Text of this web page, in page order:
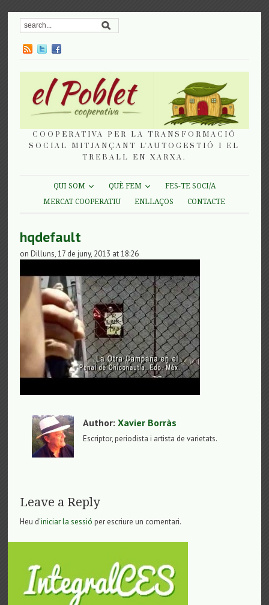
COOPERATIVA PER LA TRANSFORMACIÓ
SOCIAL MITJANÇANT L'AUTOGESTIÓ I EL
TREBALL EN XARXA.
QUI SOM QUÈ FEM
FES-TE SOCI/A
MERCAT COOPERATIU
ENLLAÇOS CONTACTE
hqdefault
on Dilluns, 17 de juny, 2013 at 18:26
Author:Xavier Borràs
Escriptor, periodista i artista de varietats.
Leave a Reply
Heu d'iniciar la sessió per escriure un comentari.